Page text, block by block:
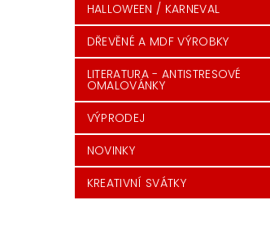
HALLOWEEN / KARNEVAL
DŘEVĚNÉ A MDF VÝROBKY
LITERATURA - ANTISTRESOVÉ
OMALOVÁNKY
VÝPRODEJ
NOVINKY
KREATIVNÍ SVÁTKY